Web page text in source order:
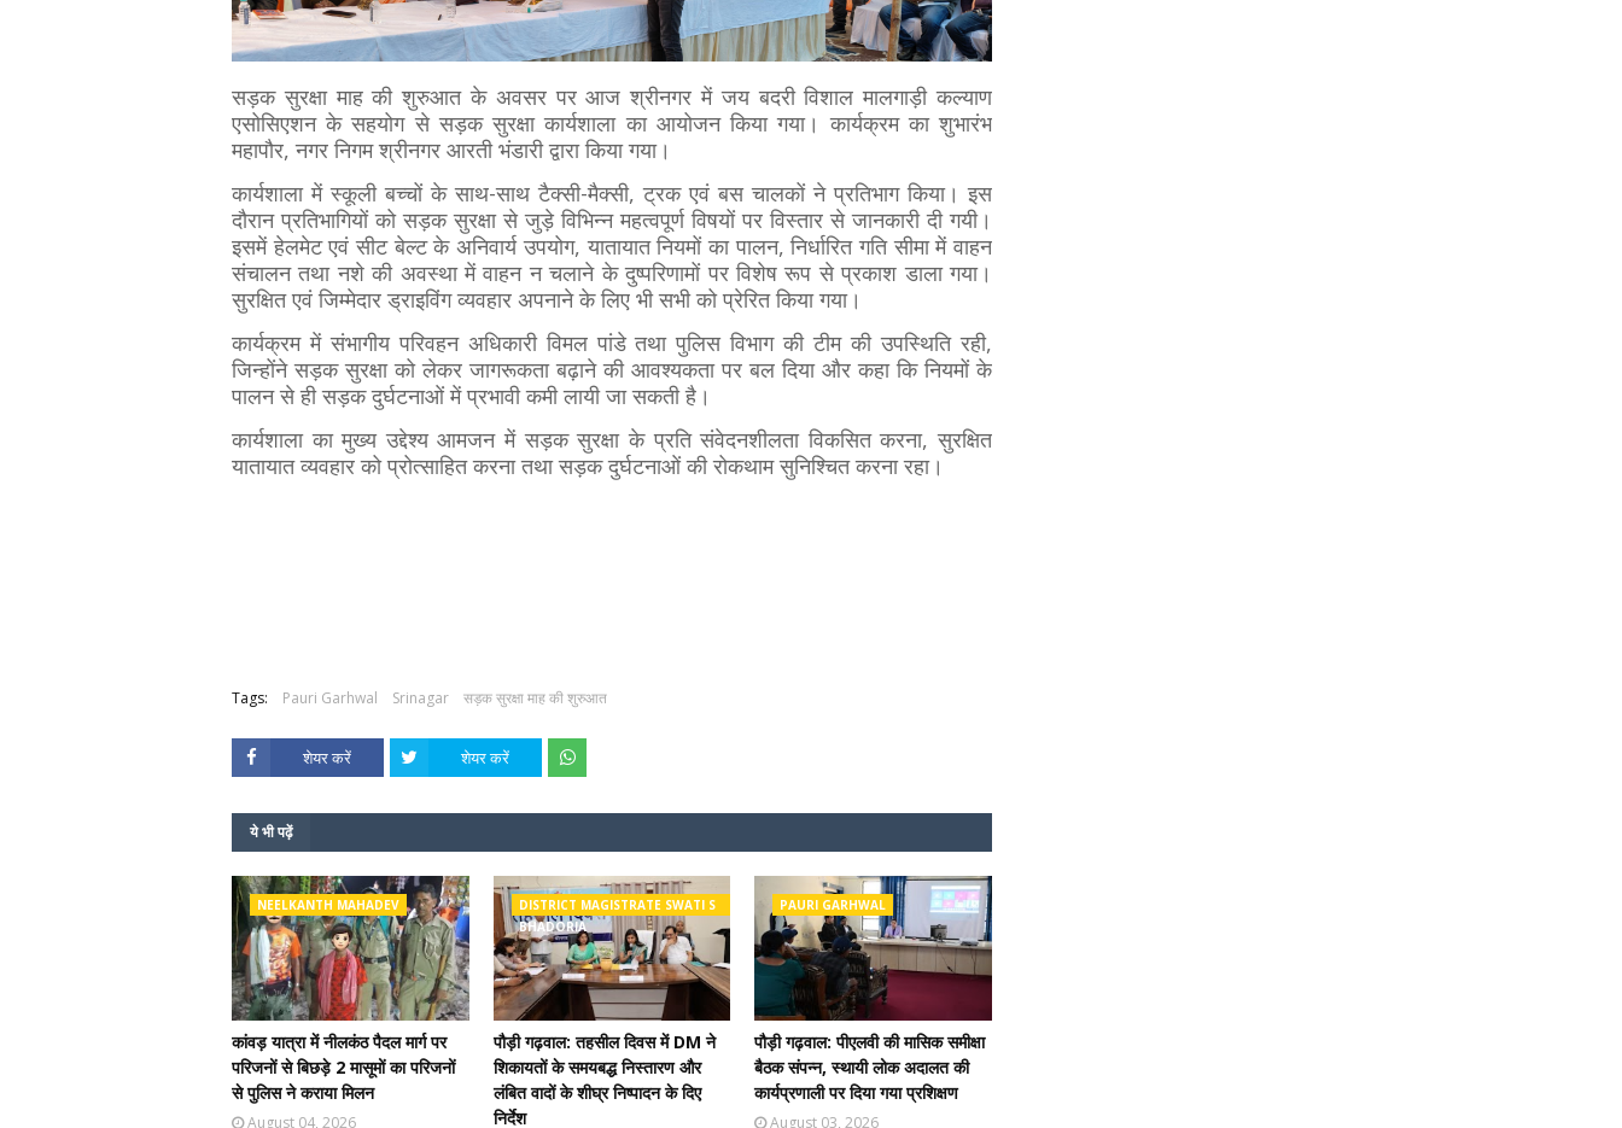
सड़क सुरक्षा माह की शुरुआत के अवसर पर आज श्रीनगर में जय बदरी विशाल मालगाड़ी कल्याण
एसोसिएशन के सहयोग से सड़क सुरक्षा कार्यशाला का आयोजन किया गया। कार्यक्रम का शुभारंभ
महापौर, नगर निगम श्रीनगर आरती भंडारी द्वारा किया गया।
कार्यशाला में स्कूली बच्चों के साथ-साथ टैक्सी-मैक्सी, ट्रक एवं बस चालकों ने प्रतिभाग किया। इस
दौरान प्रतिभागियों को सड़क सुरक्षा से जुड़े विभिन्न महत्वपूर्ण विषयों पर विस्तार से जानकारी दी गयी।
इसमें हेलमेट एवं सीट बेल्ट के अनिवार्य उपयोग, यातायात नियमों का पालन, निर्धारित गति सीमा में वाहन
संचालन तथा नशे की अवस्था में वाहन न चलाने के दुष्परिणामों पर विशेष रूप से प्रकाश डाला गया।
सुरक्षित एवं जिम्मेदार ड्राइविंग व्यवहार अपनाने के लिए भी सभी को प्रेरित किया गया।
कार्यक्रम में संभागीय परिवहन अधिकारी विमल पांडे तथा पुलिस विभाग की टीम की उपस्थिति रही,
जिन्होंने सड़क सुरक्षा को लेकर जागरूकता बढ़ाने की आवश्यकता पर बल दिया और कहा कि नियमों के
पालन से ही सड़क दुर्घटनाओं में प्रभावी कमी लायी जा सकती है।
कार्यशाला का मुख्य उद्देश्य आमजन में सड़क सुरक्षा के प्रति संवेदनशीलता विकसित करना, सुरक्षित
यातायात व्यवहार को प्रोत्साहित करना तथा सड़क दुर्घटनाओं की रोकथाम सुनिश्चित करना रहा।
Tags: Pauri Garhwal Srinagar सड़क सुरक्षा माह की शुरुआत
शेयर करें शेयर करें
ये भी पढ़ें
NEELKANTH MAHADEV
कांवड़ यात्रा में नीलकंठ पैदल मार्ग पर
परिजनों से बिछड़े 2 मासूमों का परिजनों
से पुलिस ने कराया मिलन
August 04, 2026
DISTRICT MAGISTRATE SWATI S
BHADORIA
पौड़ी गढ़वाल: तहसील दिवस में DM ने
शिकायतों के समयबद्ध निस्तारण और
लंबित वादों के शीघ्र निष्पादन के दिए
निर्देश
PAURI GARHWAL
पौड़ी गढ़वाल: पीएलवी की मासिक समीक्षा
बैठक संपन्न, स्थायी लोक अदालत की
कार्यप्रणाली पर दिया गया प्रशिक्षण
August 03, 2026